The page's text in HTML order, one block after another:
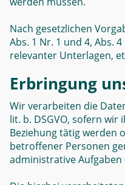
Nach gesetzlichen
Abs. 1 Nr. 1 und 4, Abs.
relevanter Unterlagen,
Erbringung
Wir verarbeiten die
lit. b. DSGVO, sofern
Beziehung tätig werden
betroffener Personen
administrative